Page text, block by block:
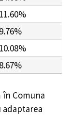
11.60%
9.76%
10.08%
8.67%
în Comuna